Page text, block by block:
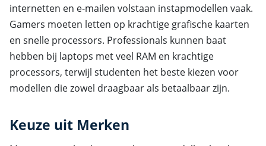
internetten en e-mailen volstaan instapmodellen vaak.
Gamers moeten letten op krachtige grafische kaarten
en snelle processors. Professionals kunnen baat
hebben bij laptops met veel RAM en krachtige
processors, terwijl studenten het beste kiezen voor
modellen die zowel draagbaar als betaalbaar zijn.
Keuze uit Merken